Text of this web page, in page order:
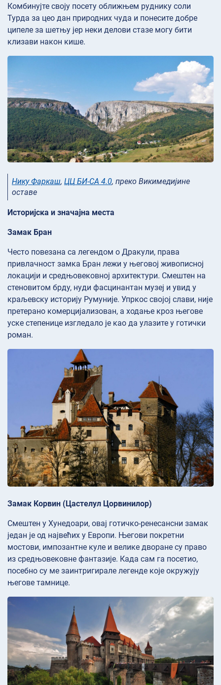
Комбинујте своју посету оближњем руднику соли
Турда за цео дан природних чуда и понесите добре
ципеле за шетњу јер неки делови стазе могу бити
клизави након кише.
Нику Фаркаш, ЦЦ БИ-СА 4.0, преко Викимедијине
оставе
Историјска и значајна места
Замак Бран
Често повезана са легендом о Дракули, права
привлачност замка Бран лежи у његовој живописној
локацији и средњовековној архитектури. Смештен на
стеновитом брду, нуди фасцинантан музеј и увид у
краљевску историју Румуније. Упркос својој слави, није
претерано комерцијализован, а ходање кроз његове
уске степенице изгледало је као да улазите у готички
роман.
Замак Корвин (Цастелул Цорвинилор)
Смештен у Хунедоари, овај готичко-ренесансни замак
један је од највећих у Европи. Његови покретни
мостови, импозантне куле и велике дворане су право
из средњовековне фантазије. Када сам га посетио,
посебно су ме заинтригирале легенде које окружују
његове тамнице.